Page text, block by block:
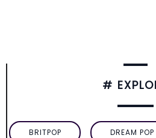
#
BRITPOP DREAM POP